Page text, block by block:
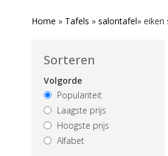
Home » Tafels » salontafel» eiken
Sorteren
Volgorde
Populariteit
Laagste prijs
Hoogste prijs
Alfabet